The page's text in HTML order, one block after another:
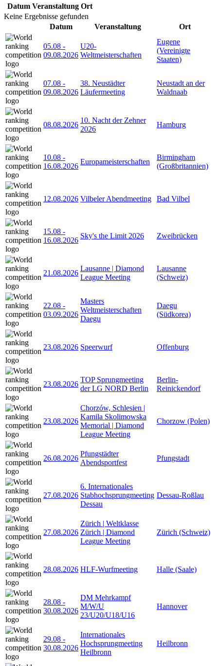
Datum Veranstaltung Ort
Keine Ergebnisse gefunden
Datum
Veranstaltung Ort
05.08 -
09.08.2026
U20-
Weltmeisterschaften
Eugene
(Vereinigte
Staaten)
07.08 -
09.08.2026
38. Neustädter
Läufermeeting
Neustadt an der
Waldnaab
08.08.2026
10. Nacht der Zehner
2026
Hamburg
10.08 -
16.08.2026
Europameisterschaften
Birmingham
(Großbritannien)
12.08.2026 Vilbeler Abendmeeting Bad Vilbel
15.08 -
16.08.2026
Sky's the Limit 2026 Zweibrücken
21.08.2026
Lausanne | Diamond
League Meeting
Lausanne
(Schweiz)
22.08 -
03.09.2026
Masters
Weltmeisterschaften
Daegu
Daegu
(Südkorea)
23.08.2026 Speerwurf Offenburg
23.08.2026
TOP Sprungmeeting
der LG NORD Berlin
Berlin-
Reinickendorf
23.08.2026
Chorzów, Schlesien |
Kamila Skolimowska
Memorial | Diamond
League Meeting
Chorzow (Polen)
26.08.2026
Pfungstädter
Abendsportfest
Pfungstadt
27.08.2026
6. Internationales
Stabhochsprungmeeting
Dessau
Dessau-Roßlau
27.08.2026
Zürich | Weltklasse
Zürich | Diamond
League Meeting
Zürich (Schweiz)
28.08.2026 HLF-Wurfmeeting Halle (Saale)
28.08 -
30.08.2026
DM Mehrkampf
M/W/U
23/U20/U18/U16
Hannover
29.08 -
30.08.2026
Internationales
Hochsprungmeeting
Heilbronn
Heilbronn